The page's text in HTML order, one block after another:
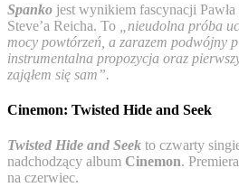
Spanko jest wynikiem fascynacji
Steve’a Reicha. To
„nieudolna próba
mocy powtórzeń, a zarazem podwójny
instrumentalna propozycja oraz
zająłem się sam”.
Cinemon: Twisted Hide and Seek
Twisted Hide and Seek to czwarty
nadchodzący album Cinemon.
na czerwiec.